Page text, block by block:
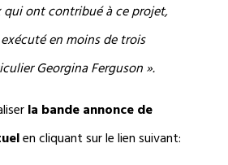
ont contribué à ce projet,
en moins de trois
Georgina Ferguson ».
la bande annonce de
en cliquant sur le lien suivant: